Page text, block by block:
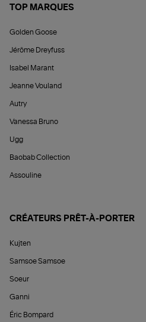
TOP MARQUES
Golden Goose
Jérôme Dreyfuss
Isabel Marant
Jeanne Vouland
Autry
Vanessa Bruno
Ugg
Baobab Collection
Assouline
CRÉATEURS PRÊT-À-PORTER
Kujten
Samsoe Samsoe
Soeur
Ganni
Éric Bompard